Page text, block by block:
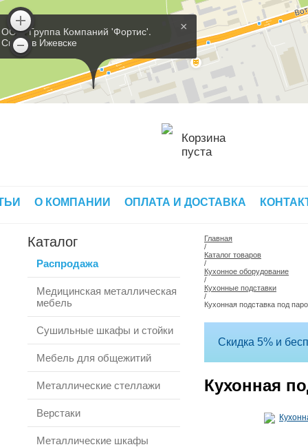
×
ООО 'Группа Компаний 'Фортис'.
Склад в Ижевске
Корзина
пуста
О КОМПАНИИ ОПЛАТА И ДОСТАВКА
Каталог
Распродажа
Медицинская металлическая
мебель
Сушильные шкафы и стойки
Мебель для общежитий
Металлические стеллажи
Верстаки
Металлические шкафы
Главная
/
Каталог товаров
/
Кухонное оборудование
/
Кухонные подставки
/
Кухонная подставка под
Скидка 5% и
Кухонная